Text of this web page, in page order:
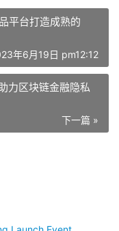
平台打造成熟的
年6月19日 pm12:12
力区块链金融隐私
下一篇 »